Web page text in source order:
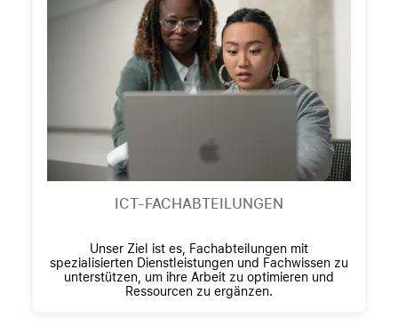
ICT-FACHABTEILUNGEN
Unser Ziel ist es, Fachabteilungen mit
spezialisierten Dienstleistungen und Fachwissen zu
unterstützen, um ihre Arbeit zu optimieren und
Ressourcen zu ergänzen.